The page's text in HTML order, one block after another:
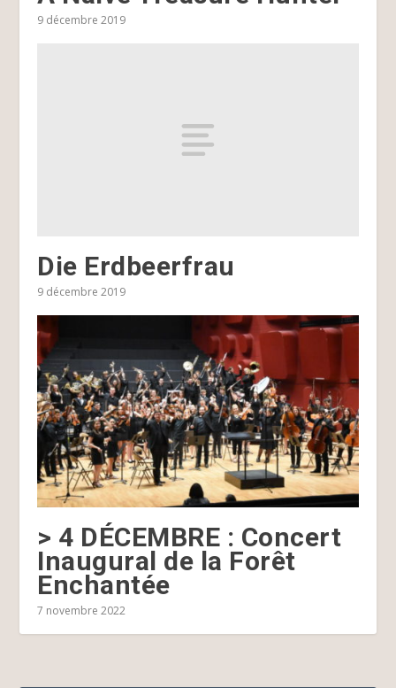
9 décembre 2019
Die Erdbeerfrau
9 décembre 2019
> 4 DÉCEMBRE : Concert
Inaugural de la Forêt
Enchantée
7 novembre 2022